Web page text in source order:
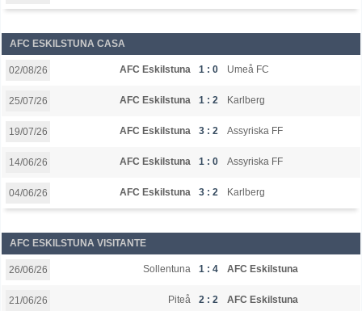
AFC ESKILSTUNA CASA
02/08/26 AFC Eskilstuna 1 : 0 Umeå FC
25/07/26 AFC Eskilstuna 1 : 2 Karlberg
19/07/26 AFC Eskilstuna 3 : 2 Assyriska FF
14/06/26 AFC Eskilstuna 1 : 0 Assyriska FF
04/06/26 AFC Eskilstuna 3 : 2 Karlberg
AFC ESKILSTUNA VISITANTE
26/06/26 Sollentuna 1 : 4 AFC Eskilstuna
21/06/26 Piteå 2 : 2 AFC Eskilstuna